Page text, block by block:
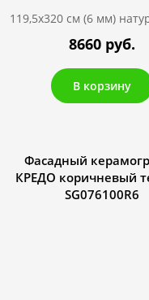
119,5х320 см (6 мм)
8660 руб.
В корзину
Фасадный
КРЕДО коричневый
SG076100R6